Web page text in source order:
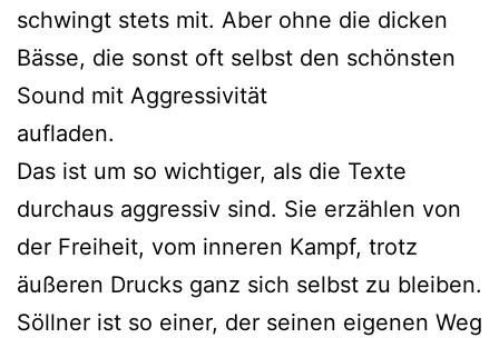
schwingt stets mit. Aber ohne die dicken
Bässe, die sonst oft selbst den schönsten
Sound mit Aggressivität
aufladen.
Das ist um so wichtiger, als die Texte
durchaus aggressiv sind. Sie erzählen von
der Freiheit, vom inneren Kampf, trotz
äußeren Drucks ganz sich selbst zu bleiben.
Söllner ist so einer, der seinen eigenen Weg